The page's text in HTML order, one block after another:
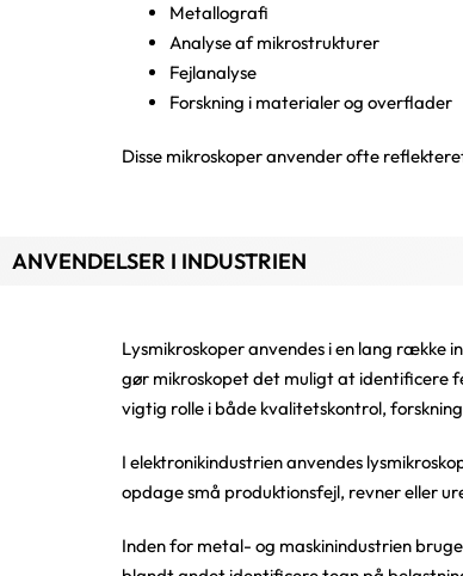
Metallografi
Analyse af mikrostrukturer
Fejlanalyse
Forskning i materialer og overflader
Disse mikroskoper anvender ofte
ANVENDELSER I INDUSTRIEN
Lysmikroskoper anvendes i en lang
gør mikroskopet det muligt at identificere
vigtig rolle i både kvalitetskontrol,
I elektronikindustrien anvendes
opdage små produktionsfejl, revner eller
Inden for metal- og maskinindustrien